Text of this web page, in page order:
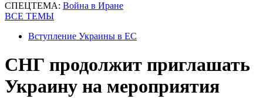
СПЕЦТЕМА: Война в Иране
ВСЕ ТЕМЫ
Вступление Украины в ЕС
СНГ продолжит приглашать
Украину на мероприятия